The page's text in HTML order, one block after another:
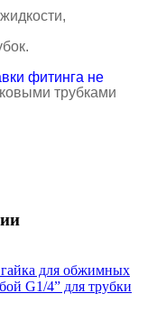
фитинга не
трубками
для обжимных
G1/4” для трубки